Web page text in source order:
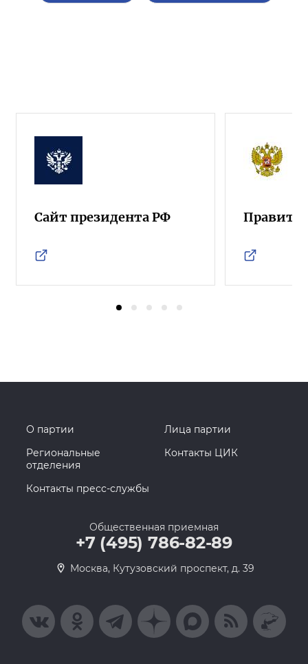
Сайт президента РФ
О партии
Лица партии
Региональные
отделения
Контакты ЦИК
Контакты пресс-службы
Общественная приемная
+7 (495) 786-82-89
Москва, Кутузовский проспект, д. 39